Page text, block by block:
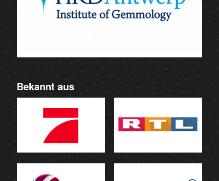
Bekannt aus